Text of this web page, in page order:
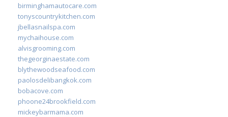
birminghamautocare.com
tonyscountrykitchen.com
jbellasnailspa.com
mychaihouse.com
alvisgrooming.com
thegeorginaestate.com
blythewoodseafood.com
paolosdelibangkok.com
bobacove.com
phoone24brookfield.com
mickeybarmama.com